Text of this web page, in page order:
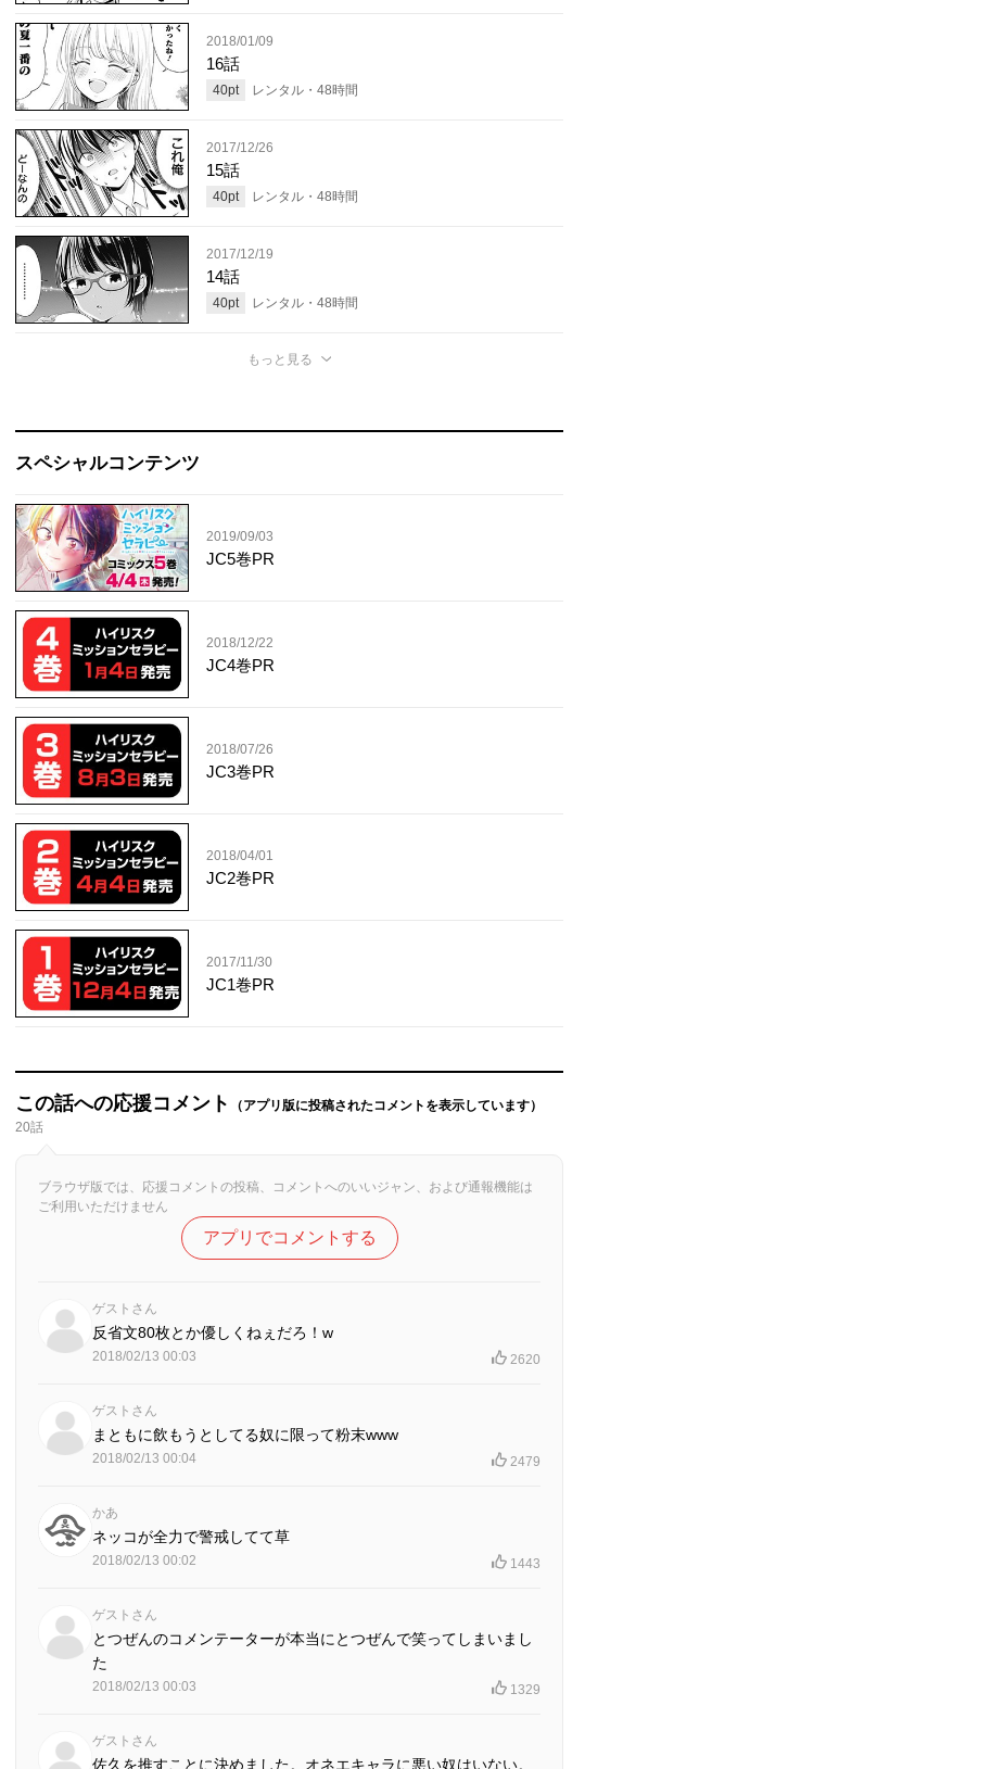
2018/01/09
16話
40pt レンタル・ 48時間
2017/12/26
15話
40pt レンタル・ 48時間
2017/12/19
14話
40pt レンタル・ 48時間
もっと見る
スペシャルコンテンツ
2019/09/03
JC5巻PR
2018/12/22
JC4巻PR
2018/07/26
JC3巻PR
2018/04/01
JC2巻PR
2017/11/30
JC1巻PR
この話への応援コメント
（アプリ版に投稿されたコメントを表示しています）
20話
ブラウザ版では、応援コメントの投稿、コメントへのいいジャン、および通報機能は
ご利用いただけません
アプリでコメントする
ゲストさん
反省文80枚とか優しくねぇだろ！w
2018/02/13 00:03 2620
ゲストさん
まともに飲もうとしてる奴に限って粉末www
2018/02/13 00:04 2479
かあ
ネッコが全力で警戒してて草
2018/02/13 00:02 1443
ゲストさん
とつぜんのコメンテーターが本当にとつぜんで笑ってしまいまし
た
2018/02/13 00:03 1329
ゲストさん
佐久を推すことに決めました。オネエキャラに悪い奴はいない。